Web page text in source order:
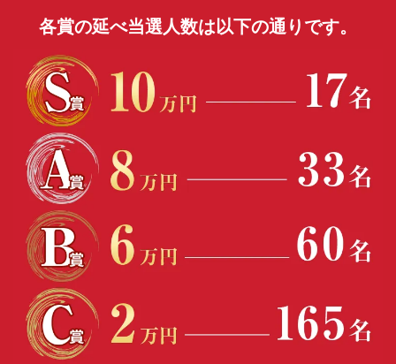
各賞の延べ当選人数は以下の通りです。